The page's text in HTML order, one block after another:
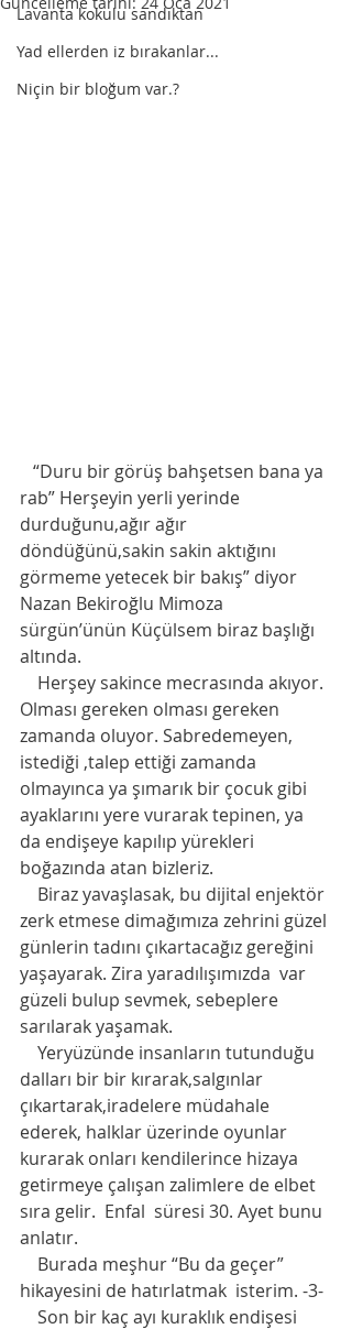
Lavanta kokulu sandıktan
Yad ellerden iz bırakanlar...
Niçin bir bloğum var.?
rab” Herşeyin yerli yerinde
durduğunu,ağır ağır
döndüğünü,sakin sakin aktığını
görmeme yetecek bir bakış” diyor
Nazan Bekiroğlu Mimoza
sürgün’ünün Küçülsem biraz başlığı
altında.
Olması gereken olması gereken
zamanda oluyor. Sabredemeyen,
istediği ,talep ettiği zamanda
olmayınca ya şımarık bir çocuk gibi
ayaklarını yere vurarak tepinen, ya
da endişeye kapılıp yürekleri
boğazında atan bizleriz.
zerk etmese dimağımıza zehrini güzel
günlerin tadını çıkartacağız gereğini
yaşayarak. Zira yaradılışımızda  var
güzeli bulup sevmek, sebeplere
sarılarak yaşamak.
dalları bir bir kırarak,salgınlar
çıkartarak,iradelere müdahale
ederek, halklar üzerinde oyunlar
kurarak onları kendilerince hizaya
getirmeye çalışan zalimlere de elbet
sıra gelir.  Enfal  süresi 30. Ayet bunu
anlatır.
hikayesini de hatırlatmak  isterim. -3-